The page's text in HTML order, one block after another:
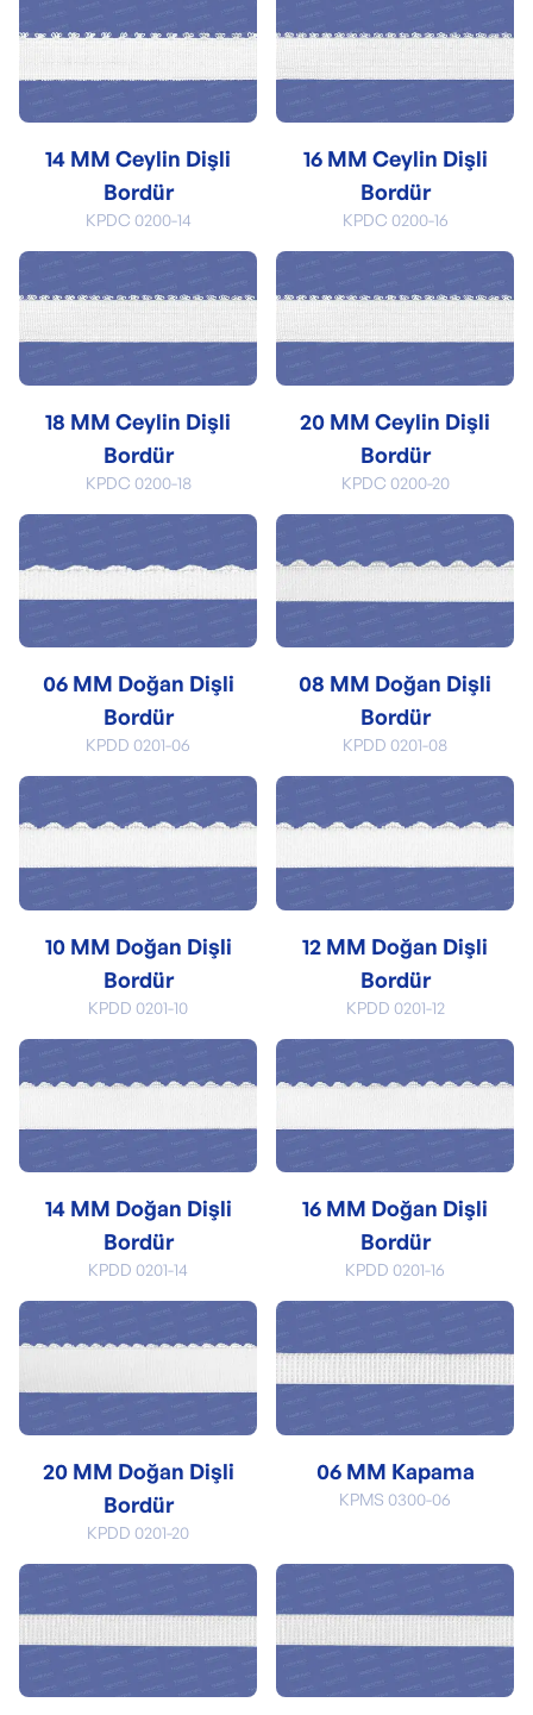
14 MM Ceylin Dişli
Bordür
KPDC 0200-14
16 MM Ceylin Dişli
Bordür
KPDC 0200-16
18 MM Ceylin Dişli
Bordür
KPDC 0200-18
20 MM Ceylin Dişli
Bordür
KPDC 0200-20
06 MM Doğan Dişli
Bordür
KPDD 0201-06
08 MM Doğan Dişli
Bordür
KPDD 0201-08
10 MM Doğan Dişli
Bordür
KPDD 0201-10
12 MM Doğan Dişli
Bordür
KPDD 0201-12
14 MM Doğan Dişli
Bordür
KPDD 0201-14
16 MM Doğan Dişli
Bordür
KPDD 0201-16
20 MM Doğan Dişli
Bordür
KPDD 0201-20
06 MM Kapama
KPMS 0300-06